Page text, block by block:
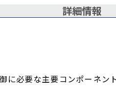
詳細情報
に必要な主要コンポーネン